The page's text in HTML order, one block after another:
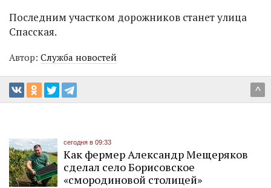
Последним участком дорожников станет улица
Спасская.
Автор: Служба новостей
^
сегодня в 09:33
Как фермер Александр Мещеряков
сделал село Борисовское
«смородиновой столицей»